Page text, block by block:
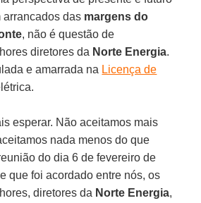
arrancados das margens do
, não é questão de
diretores da Norte Energia.
e amarrada na Licença de
esperar. Não aceitamos mais
nada menos do que
do dia 6 de fevereiro de
que foi acordado entre nós, os
diretores da Norte Energia,